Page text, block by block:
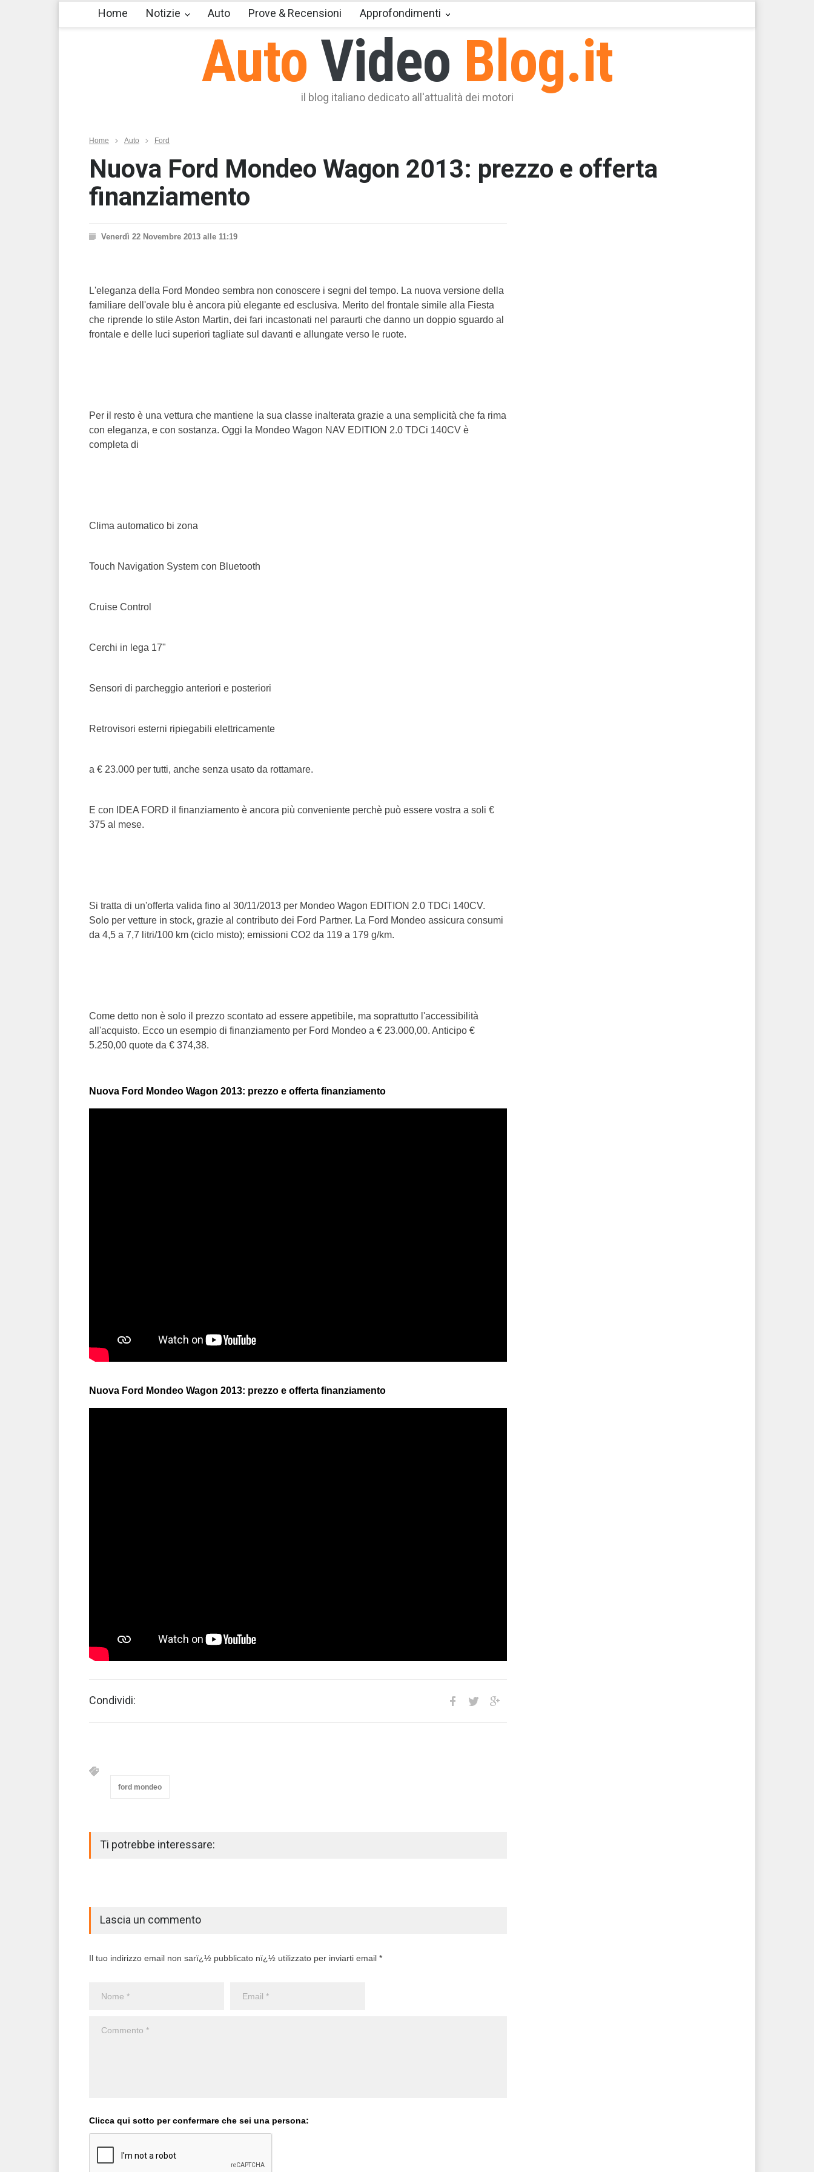
Auto Video Blog.it
il blog italiano dedicato all'attualità dei motori
Home Notizie Auto Prove & Recensioni Approfondimenti
Home Auto Ford
Nuova Ford Mondeo Wagon 2013: prezzo e offerta
finanziamento
Venerdì 22 Novembre 2013 alle 11:19
L'eleganza della Ford Mondeo sembra non conoscere i segni del tempo. La nuova versione della
familiare dell'ovale blu è ancora più elegante ed esclusiva. Merito del frontale simile alla Fiesta
che riprende lo stile Aston Martin, dei fari incastonati nel paraurti che danno un doppio sguardo al
frontale e delle luci superiori tagliate sul davanti e allungate verso le ruote.
Per il resto è una vettura che mantiene la sua classe inalterata grazie a una semplicità che fa rima
con eleganza, e con sostanza. Oggi la Mondeo Wagon NAV EDITION 2.0 TDCi 140CV è
completa di
Clima automatico bi zona
Touch Navigation System con Bluetooth
Cruise Control
Cerchi in lega 17"
Sensori di parcheggio anteriori e posteriori
Retrovisori esterni ripiegabili elettricamente
a € 23.000 per tutti, anche senza usato da rottamare.
E con IDEA FORD il finanziamento è ancora più conveniente perchè può essere vostra a soli €
375 al mese.
Si tratta di un'offerta valida fino al 30/11/2013 per Mondeo Wagon EDITION 2.0 TDCi 140CV.
Solo per vetture in stock, grazie al contributo dei Ford Partner. La Ford Mondeo assicura consumi
da 4,5 a 7,7 litri/100 km (ciclo misto); emissioni CO2 da 119 a 179 g/km.
Come detto non è solo il prezzo scontato ad essere appetibile, ma soprattutto l'accessibilità
all'acquisto. Ecco un esempio di finanziamento per Ford Mondeo a € 23.000,00. Anticipo €
5.250,00 quote da € 374,38.
Nuova Ford Mondeo Wagon 2013: prezzo e offerta finanziamento
Nuova Ford Mondeo Wagon 2013: prezzo e offerta finanziamento
Condividi:
ford mondeo
Ti potrebbe interessare:
Lascia un commento
Il tuo indirizzo email non sarï¿½ pubblicato nï¿½ utilizzato per inviarti email *
Clicca qui sotto per confermare che sei una persona: